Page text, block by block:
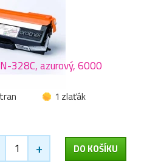
328C, azurový, 6000
1 zlaťák
+ DO KOŠÍKU